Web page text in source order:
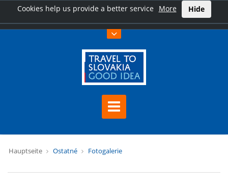
Cookies help us provide a better service More Hide
Hauptseite Ostatné Fotogalerie